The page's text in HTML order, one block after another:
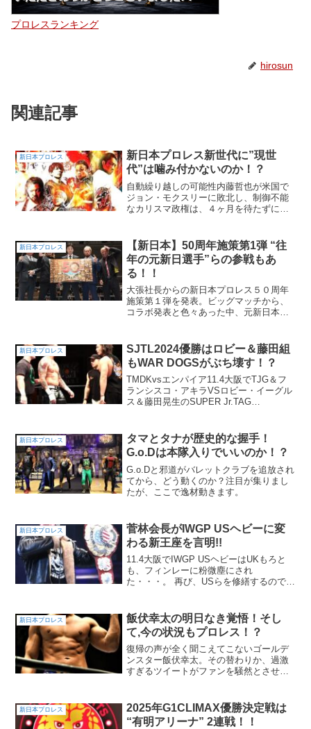
プロレスランキング
hirosun
関連記事
新日本プロレス
新日本プロレス新世代に”現世
代”は噛み付かないのか！？
自動繰り越しの可能性内藤哲也が米国で
ジョン・モクスリーに敗北し、制御不能
なカリスマ政権は、４ヶ月を待たずに終
レスが急速に世代交代を進めたいことが
窺い知れます。衝撃！流血...
新日本プロレス
【新日本】50周年施策第1弾 “往
年の元新日選手”らの参戦もあ
る！！
大張社長からの新日本プロレス５０周年
施策第１弾を発表。ビッグマッチから、
コラボ発表と色々あった中、元新日本プ
新日本プロレス
SJTL2024優勝はロビー＆藤田組
もWAR DOGSがぶち壊す！？
TMDKvsエンパイア11.4大阪でTJG＆フ
ランシスコ・アキラVSロビー・イーグル
ス＆藤田晃生のSUPER Jr.TAG
界ヘビー戦にメンバーが出るだ...
新日本プロレス
タマとタナが歴史的な握手！
G.o.Dは本隊入りでいいのか！？
G.o.Dと邪道がバレットクラブを追放され
てから、どう動くのか？注目が集りまし
たが、ここで逸材動きます。
新日本プロレス
菅林会長がIWGP USヘビーに変
わる新王座を言明!!
11.4大阪でIWGP USヘビーはUKもろと
も、フィンレーに粉微塵にされ
た・・・。 再び、USらを修繕するのでは
新日本プロレス
飯伏幸太の明日なき覚悟！そし
て,今の状況もプロレス！？
復帰の声が全く聞こえてこないゴールデ
ンスター飯伏幸太。その替わりか、過激
すぎるツイートがファンを騒然とさせ
新日本プロレス
2025年G1CLIMAX優勝決定戦は
“有明アリーナ” 2連戦！！